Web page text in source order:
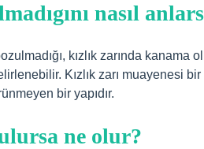
nasıl
kızlık zarında kanama
Kızlık zarı muayenesi bir
bir yapıdır.
ne olur?